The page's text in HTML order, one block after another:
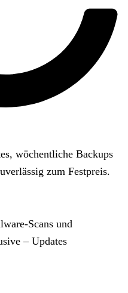
wöchentliche Backups
zum Festpreis.
und
– Updates